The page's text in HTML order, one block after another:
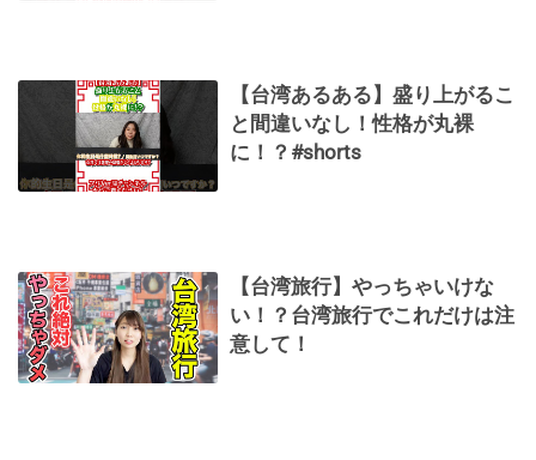
【台湾あるある】盛り上がるこ
と間違いなし！性格が丸裸
に！？#shorts
【台湾旅行】やっちゃいけな
い！？台湾旅行でこれだけは注
意して！